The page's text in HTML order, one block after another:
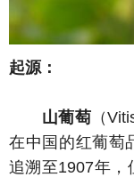
起源：
山葡萄（
在中国的红葡萄
追溯至1907年，